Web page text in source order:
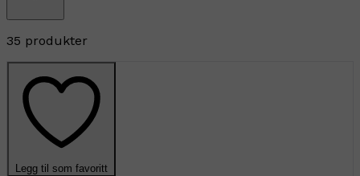
35 produkter
Legg til som favoritt